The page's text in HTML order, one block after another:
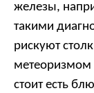
железы,
такими
рискуют
метеоризмом
стоит есть